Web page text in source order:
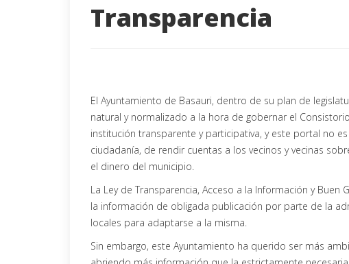
Transparencia
El Ayuntamiento de Basauri, dentro de su plan de
natural y normalizado a la hora de gobernar el
institución transparente y participativa, y este portal no
ciudadanía, de rendir cuentas a los vecinos y vecinas
el dinero del municipio.
La Ley de Transparencia, Acceso a la Información y
la información de obligada publicación por parte de la
locales para adaptarse a la misma.
Sin embargo, este Ayuntamiento ha querido ser más